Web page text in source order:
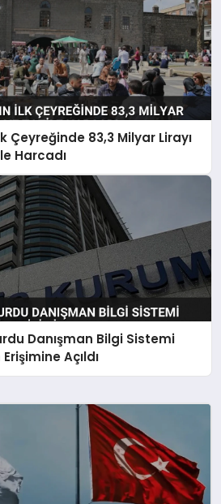
Çeyreğinde 83,3 Milyar Lirayı
Harcadı
Danışman Bilgi Sistemi
Açıldı